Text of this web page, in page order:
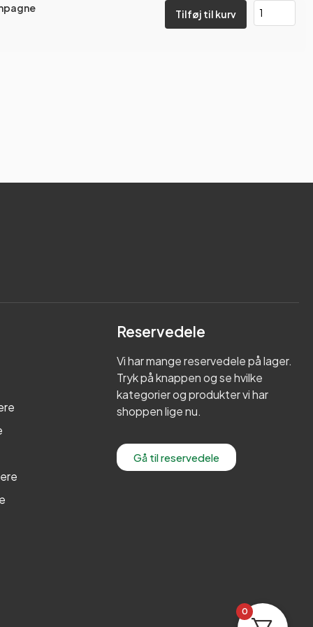
Tilføj til kurv
Reservedele
Vi har mange reservedele på lager.
Tryk på knappen og se hvilke
kategorier og produkter vi har
shoppen lige nu.
Gå til reservedele
0